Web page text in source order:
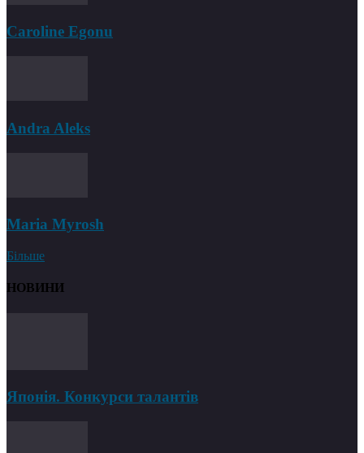
Caroline Egonu
Andra Aleks
Maria Myrosh
Більше
НОВИНИ
Японія. Конкурси талантів